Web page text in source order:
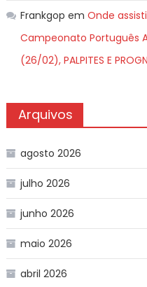
Frankgop em Onde
Campeonato Português
(26/02), PALPITES E
Arquivos
agosto 2026
julho 2026
junho 2026
maio 2026
abril 2026